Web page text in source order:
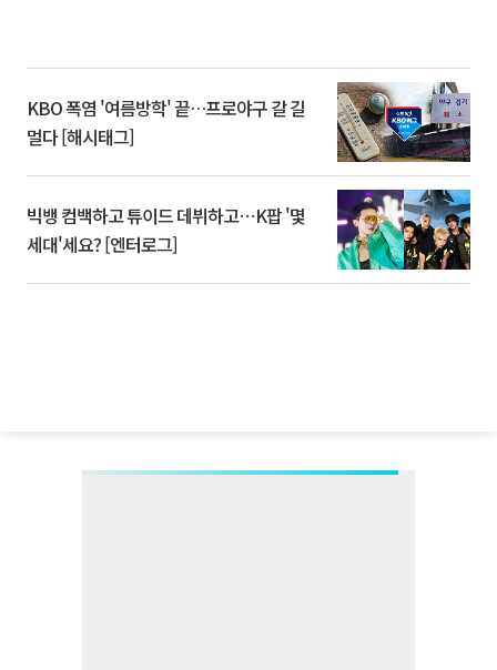
KBO 폭염 '여름방학' 끝…프로야구 갈 길
멀다 [해시태그]
빅뱅 컴백하고 튜이드 데뷔하고⋯K팝 '몇
세대'세요? [엔터로그]